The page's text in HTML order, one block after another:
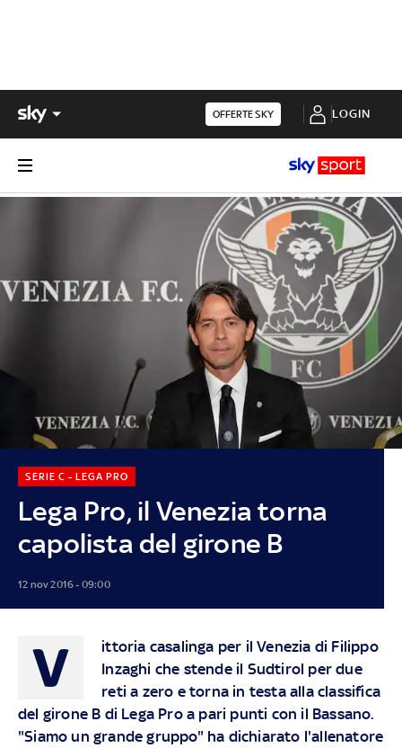
OFFERTE SKY LOGIN
Lega Pro, il Venezia torna
capolista del girone B
SERIE C - LEGA PRO
12 nov 2016 - 09:00
V
ittoria casalinga per il Venezia di Filippo
Inzaghi che stende il Sudtirol per due
reti a zero e torna in testa alla classifica
del girone B di Lega Pro a pari punti con il Bassano.
"Siamo un grande gruppo" ha dichiarato l'allenatore